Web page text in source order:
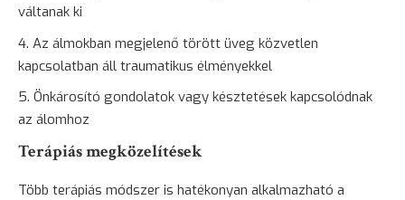
váltanak ki
Az álmokban megjelenő törött üveg közvetlen
kapcsolatban áll traumatikus élményekkel
Önkárosító gondolatok vagy késztetések kapcsolódnak
az álomhoz
Terápiás megközelítések
Több terápiás módszer is hatékonyan alkalmazható a